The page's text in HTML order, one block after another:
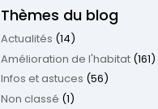
Thèmes du blog
Actualités (14)
Amélioration de l'habitat(161)
Infos et astuces (56)
Non classé (1)